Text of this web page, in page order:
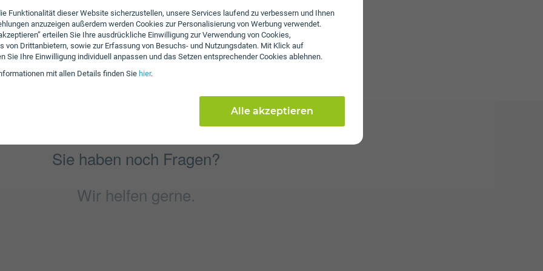
Funktionalität dieser Website sicherzustellen, unsere Services laufend zu verbessern und Ihnen
anzuzeigen außerdem werden Cookies zur Personalisierung von Werbung verwendet.
erteilen Sie Ihre ausdrückliche Einwilligung zur Verwendung von Cookies,
von Drittanbietern, sowie zur Erfassung von Besuchs- und Nutzungsdaten. Mit Klick auf
Sie Ihre Einwilligung individuell anpassen und das Setzen entsprechender Cookies ablehnen.
mit allen Details finden Sie hier.
Alle akzeptieren
Jetzt vergleichen
Sie haben noch Fragen?
Wir helfen gerne.